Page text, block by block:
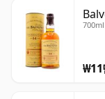
700ml
₩11